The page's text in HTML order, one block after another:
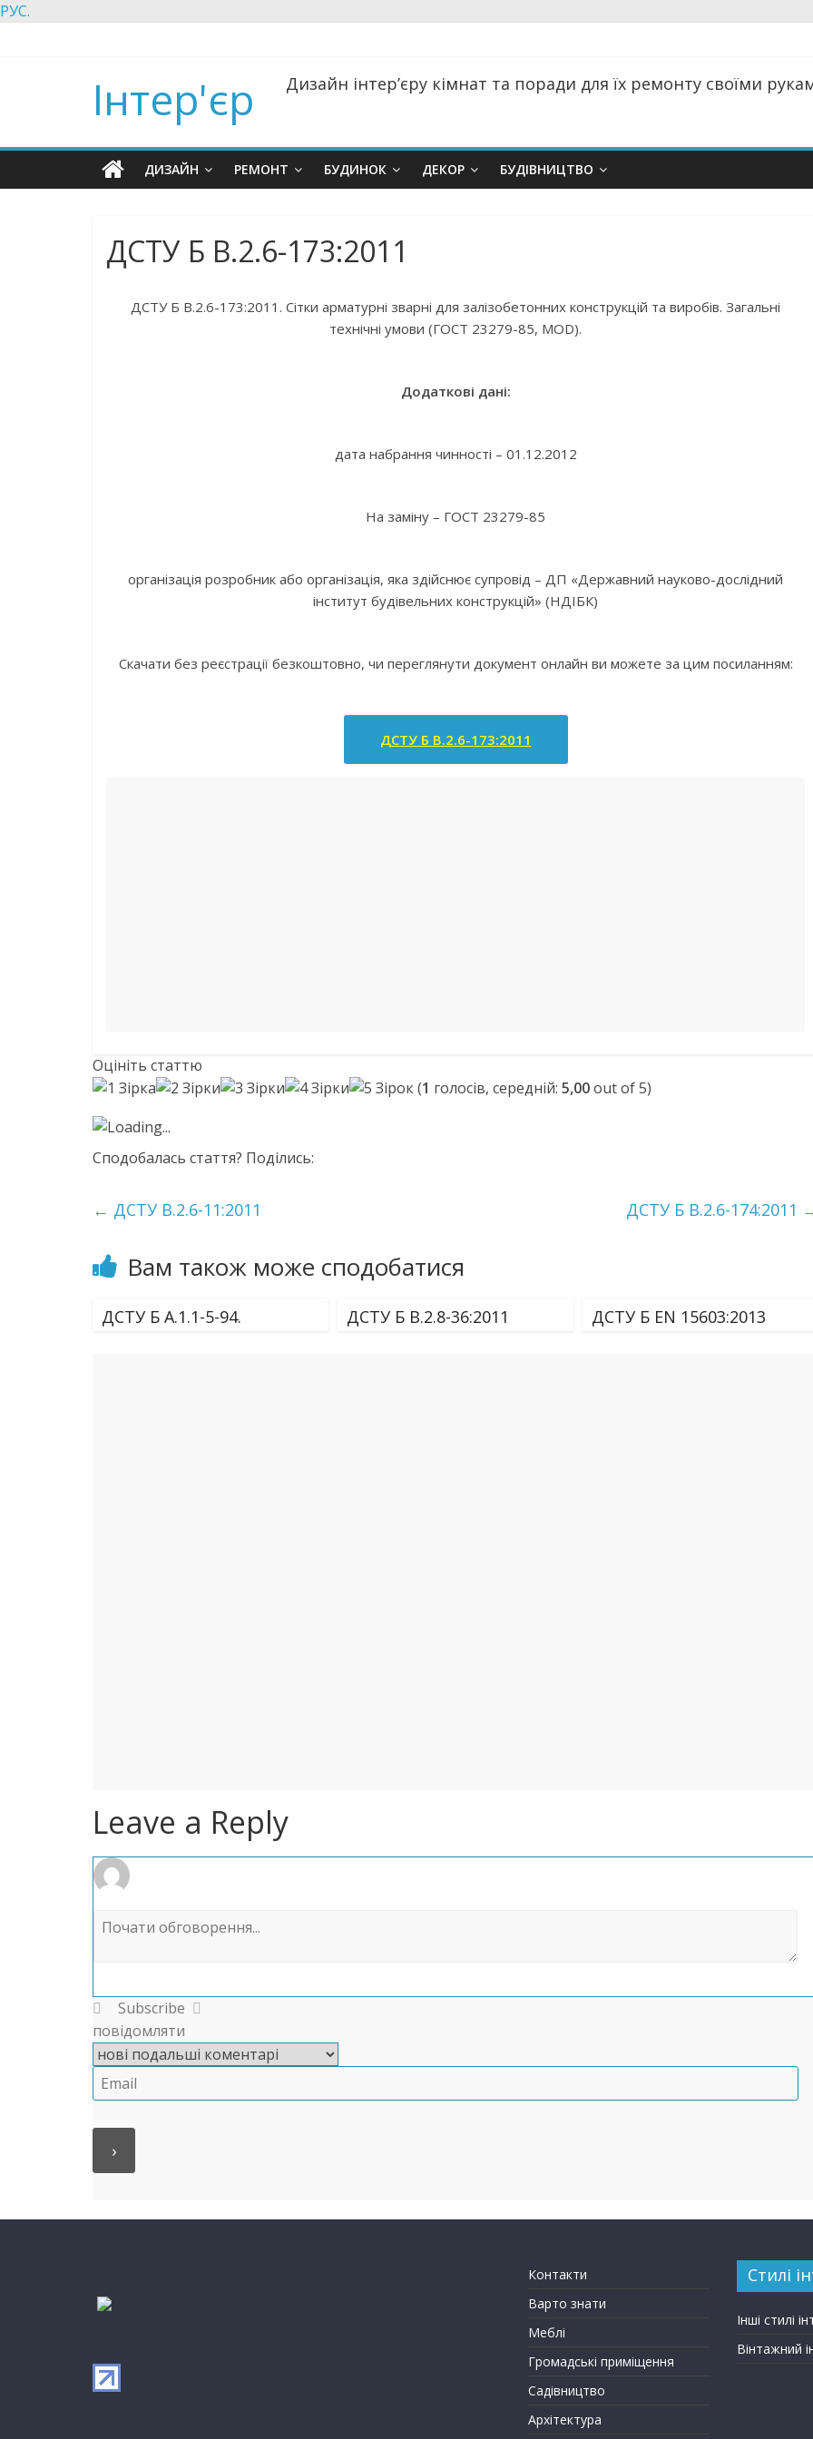
РУС.
Інтер'єр Дизайн інтер’єру кімнат та поради для їх ремонту своїми
ДИЗАЙН РЕМОНТ БУДИНОК ДЕКОР БУДІВНИЦТВО
ДСТУ Б В.2.6-173:2011
ДСТУ Б В.2.6-173:2011. Сітки арматурні зварні для залізобетонних конструкцій та виробів. Загальні
технічні умови (ГОСТ 23279-85, MOD).
Додаткові дані:
дата набрання чинності – 01.12.2012
На заміну – ГОСТ 23279-85
організація розробник або організація, яка здійснює супровід – ДП «Державний науково-дослідний
інститут будівельних конструкцій» (НДІБК)
Скачати без реєстрації безкоштовно, чи переглянути документ онлайн ви можете за цим посиланням:
ДСТУ Б В.2.6-173:2011
Оцініть статтю
(1 голосів, середній: 5,00out of 5)
Loading...
Сподобалась стаття? Поділись:
← ДСТУ В.2.6-11:2011 ДСТУ Б В.2.6-174:2011
Вам також може сподобатися
ДСТУ Б А.1.1-5-94. ДСТУ Б В.2.8-36:2011 ДСТУ Б EN 15603:2013
Leave a Reply
Subscribe
повідомляти
Контакти
Варто знати
Меблі
Громадські приміщення
Садівництво
Архітектура
Стилі
Інші стилі
Вінтажний